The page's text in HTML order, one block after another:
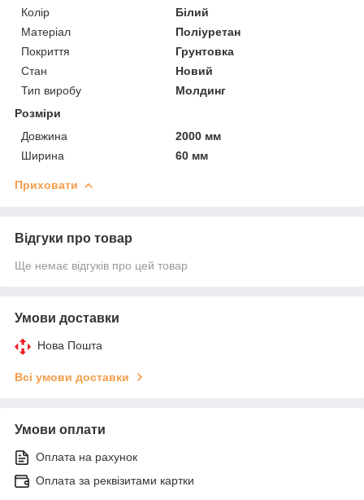
Колір
Білий
Матеріал
Поліуретан
Покриття
Грунтовка
Стан
Новий
Тип виробу
Молдинг
Розміри
Довжина
2000 мм
Ширина
60 мм
Приховати
Відгуки про товар
Ще немає відгуків про цей товар
Умови доставки
Нова Пошта
Всі умови доставки
Умови оплати
Оплата на рахунок
Оплата за реквізитами картки